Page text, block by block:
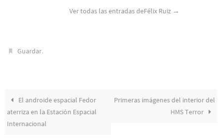
Ver todas las entradas deFélix Ruiz →
Guardar.
El androide espacial Fedor
aterriza en la Estación Espacial
Internacional
Primeras imágenes del interior del
HMS Terror